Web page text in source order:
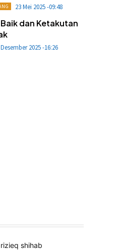
23 Mei 2025 -09:48
dan Ketakutan
2025 -16:26
shihab